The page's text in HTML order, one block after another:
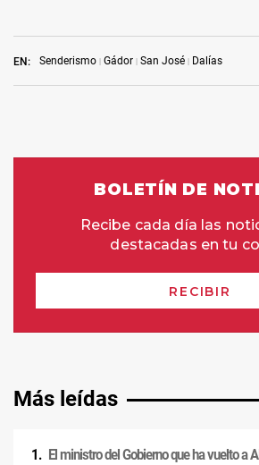
EN: Senderismo Gádor San José Dalías
Más leídas
El ministro del Gobierno que ha vuelto a